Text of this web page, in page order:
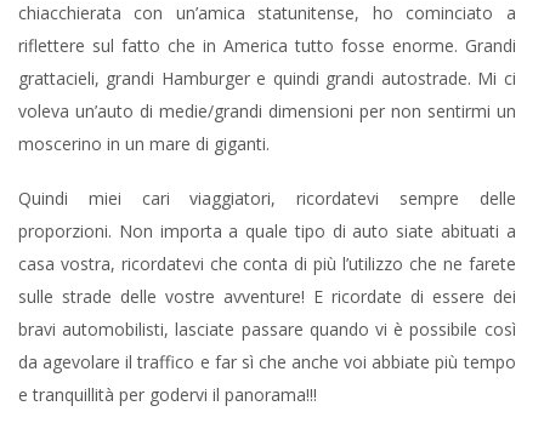
chiacchierata con un’amica statunitense, ho cominciato a
riflettere sul fatto che in America tutto fosse enorme. Grandi
grattacieli, grandi Hamburger e quindi grandi autostrade. Mi ci
voleva un’auto di medie/grandi dimensioni per non sentirmi un
moscerino in un mare di giganti.
Quindi miei cari viaggiatori, ricordatevi sempre delle
proporzioni. Non importa a quale tipo di auto siate abituati a
casa vostra, ricordatevi che conta di più l’utilizzo che ne farete
sulle strade delle vostre avventure! E ricordate di essere dei
bravi automobilisti, lasciate passare quando vi è possibile così
da agevolare il traffico e far sì che anche voi abbiate più tempo
e tranquillità per godervi il panorama!!!